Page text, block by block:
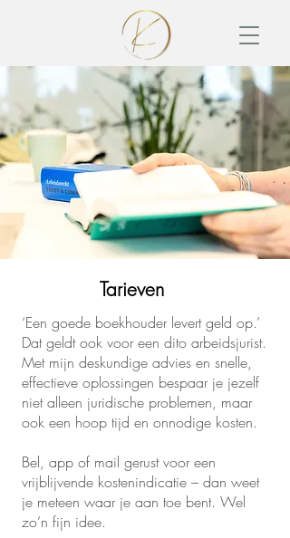
Tarieven
‘Een goede boekhouder levert geld op.’
Dat geldt ook voor een dito arbeidsjurist.
Met mijn deskundige advies en snelle,
effectieve oplossingen bespaar je jezelf
niet alleen juridische problemen, maar
ook een hoop tijd en onnodige kosten.
Bel, app of mail gerust voor een
vrijblijvende kostenindicatie – dan weet
je meteen waar je aan toe bent. Wel
zo’n fijn idee.